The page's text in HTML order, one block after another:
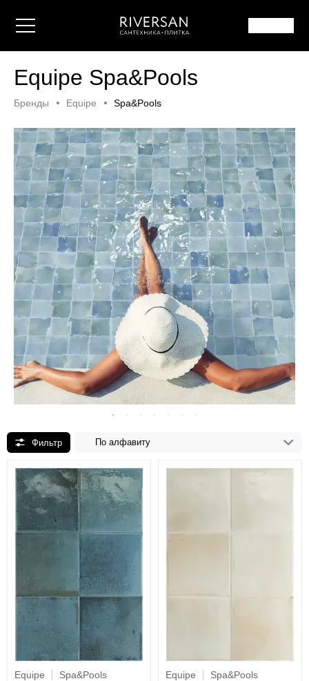
Equipe Spa&Pools
Бренды Equipe Spa&Pools
По алфавиту
Equipe Spa&Pools Equipe Spa&Pools